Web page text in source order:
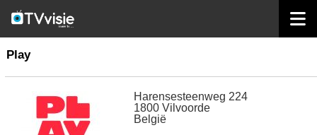
omroepen
Play
Harensesteenweg 224
1800 Vilvoorde
België